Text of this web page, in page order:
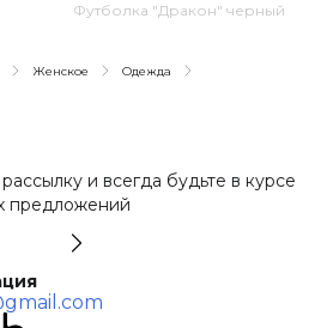
Футболка "Дракон" черный
Женское
Одежда
и всегда будьте в курсе
предложений